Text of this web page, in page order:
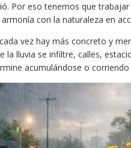
Por eso tenemos que
con la naturaleza en
vez hay más concreto y
la lluvia se infiltre, calles,
acumulándose o